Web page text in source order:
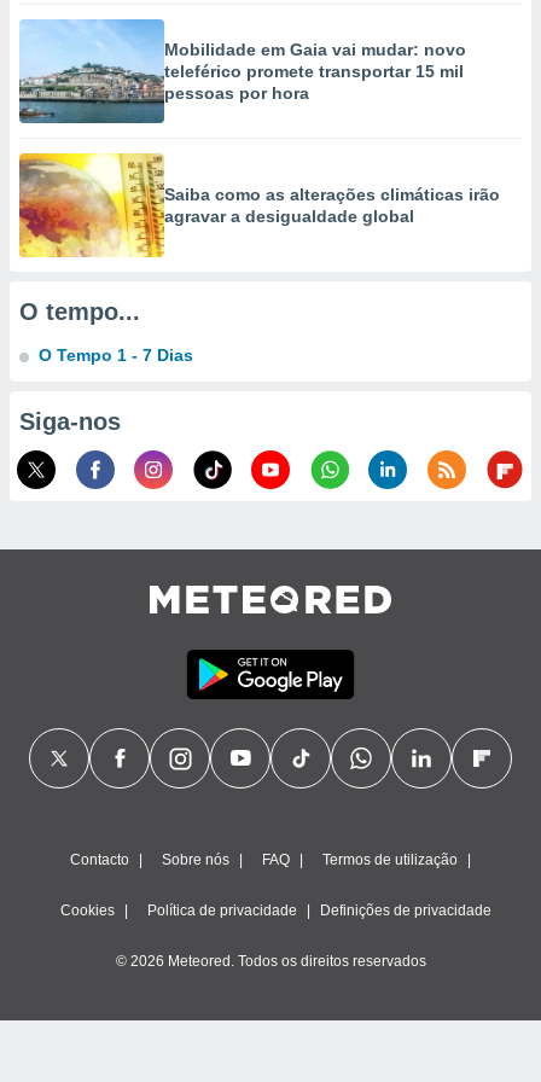
medir
da
medir o
dos
de
de dados
dados
estudos
de
Mobilidade em Gaia vai mudar: novo
teleférico promete transportar 15 mil
pessoas por hora
Saiba como as alterações climáticas irão
agravar a desigualdade global
O tempo...
O Tempo 1 - 7 Dias
Siga-nos
Contacto Sobre nós FAQ Termos de utilização
Cookies Política de privacidade Definições de privacidade
© 2026 Meteored. Todos os direitos reservados